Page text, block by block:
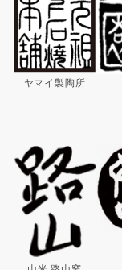
ヤマイ製陶所